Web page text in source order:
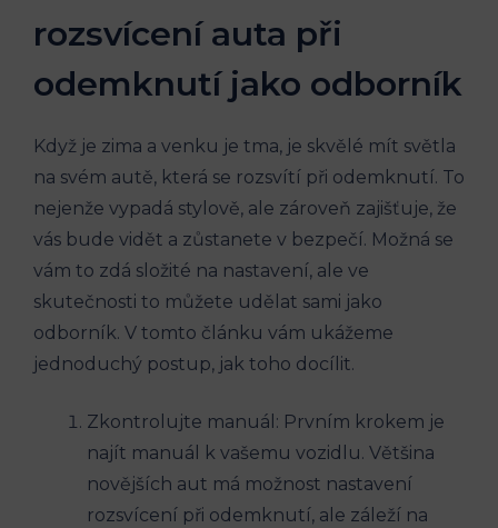
rozsvícení auta při
odemknutí jako odborník
Když je zima a venku je tma, je skvělé mít světla
na svém autě, která se rozsvítí při odemknutí. To
nejenže vypadá stylově, ale zároveň zajišťuje, že
vás bude vidět a zůstanete v bezpečí. Možná se
vám to zdá složité na nastavení, ale ve
skutečnosti to můžete udělat sami jako
odborník. V tomto článku vám ukážeme
jednoduchý postup, jak toho docílit.
Zkontrolujte manuál: Prvním krokem je
najít manuál k vašemu vozidlu. Většina
novějších aut má možnost nastavení
rozsvícení při odemknutí, ale záleží na